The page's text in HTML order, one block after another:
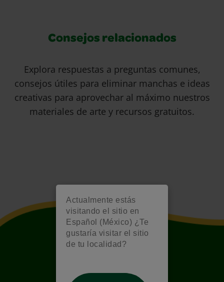
Actualmente estás
visitando el sitio en
Español (México) ¿Te
gustaría visitar el sitio
de tu localidad?
Consejos relacionados
Explora respuestas a preguntas comunes,
consejos útiles para eliminar manchas e ideas
creativas para aprovechar al máximo nuestros
materiales de arte y recursos gratuitos.